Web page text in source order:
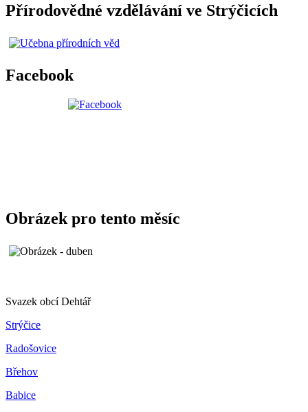
Přírodovědné vzdělávání ve Strýčicích
Facebook
Obrázek pro tento měsíc
Svazek obcí Dehtář
Strýčice
Radošovice
Břehov
Babice